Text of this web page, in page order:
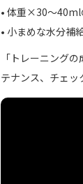
• 体重×30〜40ml
• 小まめな水分補
「トレーニング
テナンス、チェッ